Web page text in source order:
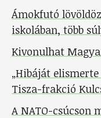
Ámokfutó
iskolában, több
Kivonulhat
„Hibáját
Tisza-frakció
A NATO-csúcson